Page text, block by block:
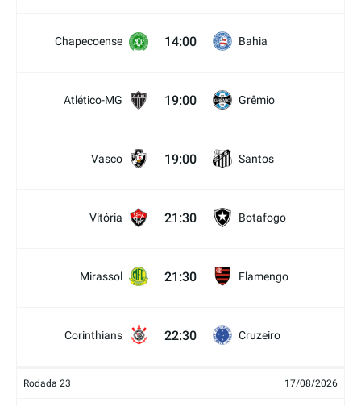
Chapecoense 14:00 Bahia
Atlético-MG 19:00 Grêmio
Vasco 19:00 Santos
Vitória 21:30 Botafogo
Mirassol 21:30 Flamengo
Corinthians 22:30 Cruzeiro
Rodada 23 17/08/2026